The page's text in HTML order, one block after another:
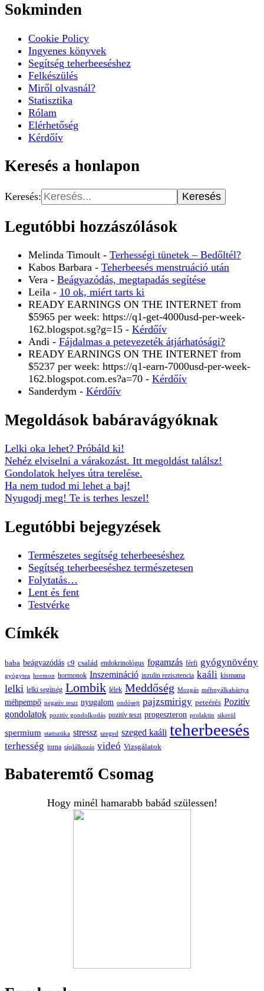
Sokminden
Cookie Policy
Ingyenes könyvek
Segítség teherbeeséshez
Felkészülés
Miről olvasnál?
Statisztika
Rólam
Elérhetőség
Kérdőív
Keresés a honlapon
Keresés:
Legutóbbi hozzászólások
Melinda Timoult - Terhességi tünetek – Bedőltél?
Kabos Barbara - Teherbeesés menstruáció után
Vera - Beágyazódás, megtapadás segítése
Leila - 10 ok, miért tarts ki
READY EARNINGS ON THE INTERNET from
$5965 per week: https://q1-get-4000usd-per-week-
162.blogspot.sg?g=15 - Kérdőív
Andi - Fájdalmas a petevezeték átjárhatósági?
READY EARNINGS ON THE INTERNET from
$5237 per week: https://q1-earn-7000usd-per-week-
162.blogspot.com.es?a=70 - Kérdőív
Sanderdym - Kérdőív
Megoldások babáravágyóknak
Lelki oka lehet? Próbáld ki!
Nehéz elviselni a várakozást. Itt megoldást találsz!
Gondolatok helyes útra terelése.
Ha nem tudod mi lehet a baj!
Nyugodj meg! Te is terhes leszel!
Legutóbbi bejegyzések
Természetes segítség teherbeeséshez
Segítség teherbeeséshez természetesen
Folytatás…
Lent és fent
Testvérke
Címkék
baba beágyazódás c9 család endokrinológus fogamzás férfi gyógynövény
gyógytea hormon hormonok Inszemináció inzulin rezisztencia kaáli kismama
lelki lelki segítség Lombik lélek Meddőség Mozgás méhnyálkahártya
méhpempő negatív teszt nyugalom ondósejt pajzsmirigy peteérés Pozitív
gondolatok pozitív gondolkodás pozitív teszt progeszteron prolaktin sikerül
spermium statisztika stressz szeged szeged kaáli teherbeesés
terhesség torna táplálkozás videó Vizsgálatok
Babateremtő Csomag
Hogy minél hamarabb babád szülessen!